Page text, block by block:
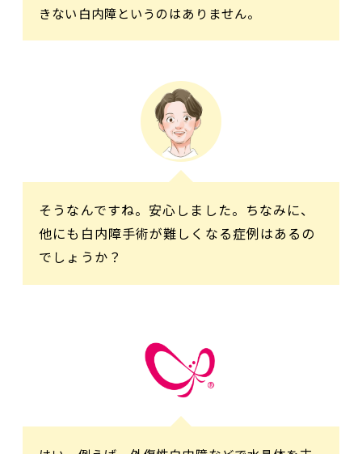
きない白内障というのはありません。
そうなんですね。安心しました。ちなみに、
他にも白内障手術が難しくなる症例はあるの
でしょうか？